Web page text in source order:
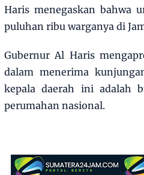
Haris menegaskan bahwa
puluhan ribu warganya di
Gubernur Al Haris
dalam menerima
kepala daerah ini adalah
perumahan nasional.